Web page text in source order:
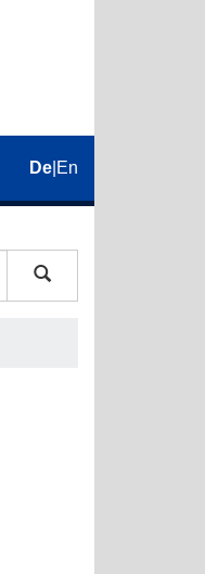
De En